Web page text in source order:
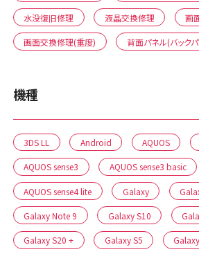
水没復旧修理 液晶交換修理 画
画面交換修理(重度) 背面パネル(バック
機種
3DS LL Android AQUOS
AQUOS sense3 AQUOS sense3 basic
AQUOS sense4 lite Galaxy
Galaxy Note 9 Galaxy S10
Galaxy S20 + Galaxy S5